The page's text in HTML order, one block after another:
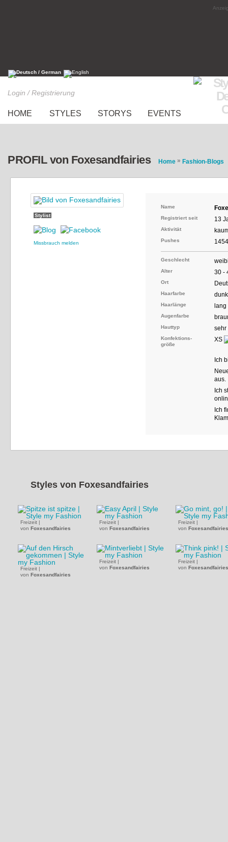
Login / Registrierung
HOME STYLES STORYS EVENTS
PROFIL von Foxesandfairies Home » Fashion-Blogs
Stylist
Missbrauch melden
Name
Registriert seit 13
Aktivität
Pushes
Geschlecht
Alter 30 -
Ort
Haarfarbe
Haarlänge lang
Augenfarbe
Hauttyp
Konfektions-
größe
XS
Ich
aus.
Ich
Ich
Styles von Foxesandfairies
Freizeit |
von Foxesandfairies
Freizeit |
von Foxesandfairies
Freizeit |
von Foxesandfairies
Freizeit |
von Foxesandfairies
Freizeit |
von Foxesandfairies
Freizeit |
von Foxesandfairies